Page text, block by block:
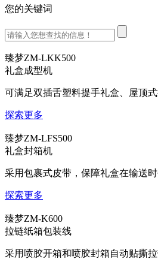
您的关键词
臻梦ZM-LKK500
礼盒成型机
可满足双插舌塑料提手礼盒、屋顶
探索更多
臻梦ZM-LFS500
礼盒封箱机
采用包裹式皮带，保障礼盒在输送
探索更多
臻梦ZM-K600
拉链纸箱包装线
采用喷胶开箱和喷胶封箱自动贴撕